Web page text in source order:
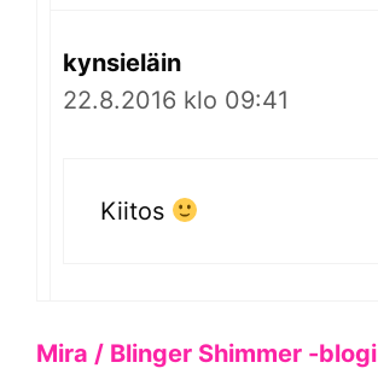
kynsieläin
22.8.2016 klo 09:41
Kiitos
Mira / Blinger Shimmer -blogi